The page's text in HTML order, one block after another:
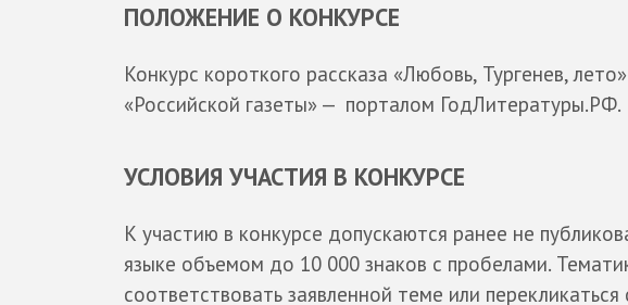
ПОЛОЖЕНИЕ О КОНКУРСЕ
Конкурс короткого рассказа «Любовь, Тургенев,
«Российской газеты» — порталом ГодЛитературы.РФ.
УСЛОВИЯ УЧАСТИЯ В КОНКУРСЕ
К участию в конкурсе допускаются ранее не
языке объемом до 10 000 знаков с пробелами.
соответствовать заявленной теме или перекликаться